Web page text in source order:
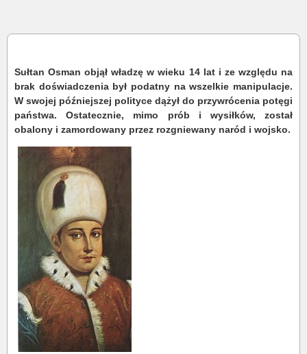
Sułtan Osman objął władzę w wieku 14 lat i ze względu na
brak doświadczenia był podatny na wszelkie manipulacje.
W swojej późniejszej polityce dążył do przywrócenia potęgi
państwa. Ostatecznie, mimo prób i wysiłków, został
obalony i zamordowany przez rozgniewany naród i wojsko.